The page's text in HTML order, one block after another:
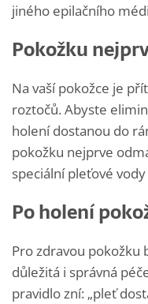
jiného epilačního
Pokožku
Na vaší pokožce je
roztočů. Abyste
holení dostanou do
pokožku nejprve
speciální pleťové
Po holení
Pro zdravou pokožku
důležitá i správná
pravidlo zní: „pleť